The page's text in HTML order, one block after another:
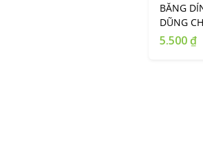
BĂNG
DŨNG
5.500 ₫